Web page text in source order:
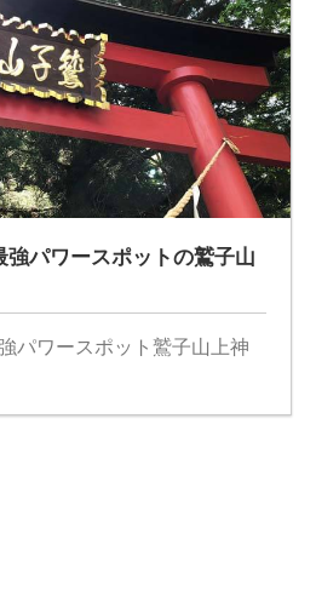
パワースポットの鷲子山
パワースポット鷲子山上神